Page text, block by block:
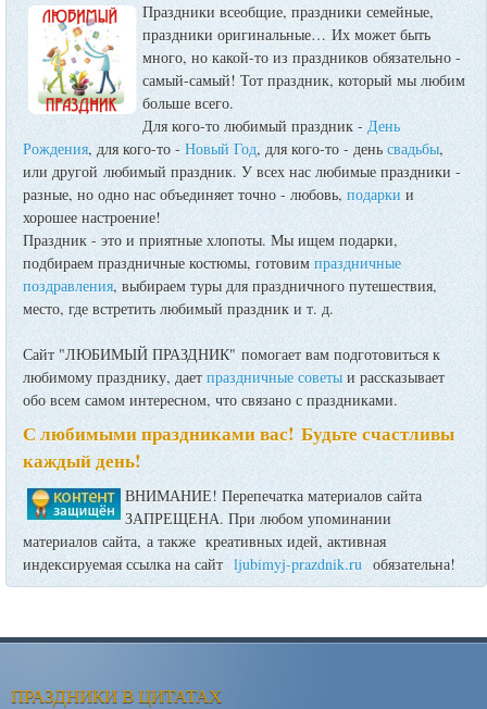
Праздники всеобщие, праздники семейные,
праздники оригинальные… Их может быть
много, но какой-то из праздников обязательно -
самый-самый! Тот праздник, который мы любим
больше всего.
Для кого-то любимый праздник - День
Рождения, для кого-то -Новый Год, для кого-то - деньсвадьбы,
или другой любимый праздник. У всех нас любимые праздники -
разные, но одно нас объединяет точно - любовь,подаркии
хорошее настроение!
Праздник - это и приятные хлопоты. Мы ищем подарки,
подбираем праздничные костюмы, готовимпраздничные
поздравления, выбираем туры для праздничного путешествия,
место, где встретить любимый праздник и т. д.
Сайт "ЛЮБИМЫЙ ПРАЗДНИК" помогает вам подготовиться к
любимому празднику, даетпраздничные советы и рассказывает
обо всем самом интересном, что связано с праздниками.
С любимыми праздниками вас! Будьте счастливы
каждый день!
ВНИМАНИЕ! Перепечатка материалов сайта
ЗАПРЕЩЕНА. При любом упоминании
материалов сайта, а также креативных идей, активная
индексируемая ссылка на сайт ljubimyj-prazdnik.ruобязательна!
ПРАЗДНИКИ В ЦИТАТАХ